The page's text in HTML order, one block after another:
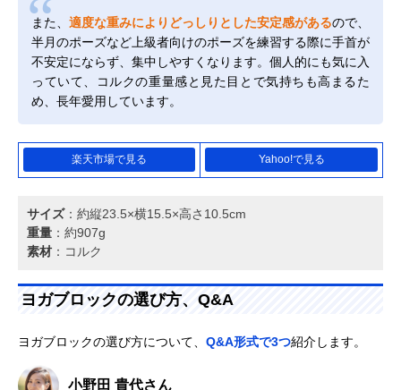
また、 適度な重みによりどっしりとした安定感があるので、
半月のポーズなど上級者向けのポーズを練習する際に手首が
不安定にならず、集中しやすくなります。個人的にも気に入
っていて、コルクの重量感と見た目とで気持ちも高まるた
め、長年愛用しています。
楽天市場で見る Yahoo!で見る
サイズ：約縦23.5×横15.5×高さ10.5cm
重量 ：約907g
素材 ：コルク
ヨガブロックの選び方、Q&A
ヨガブロックの選び方について、 Q&A形式で3つ紹介します。
小野田 貴代さん